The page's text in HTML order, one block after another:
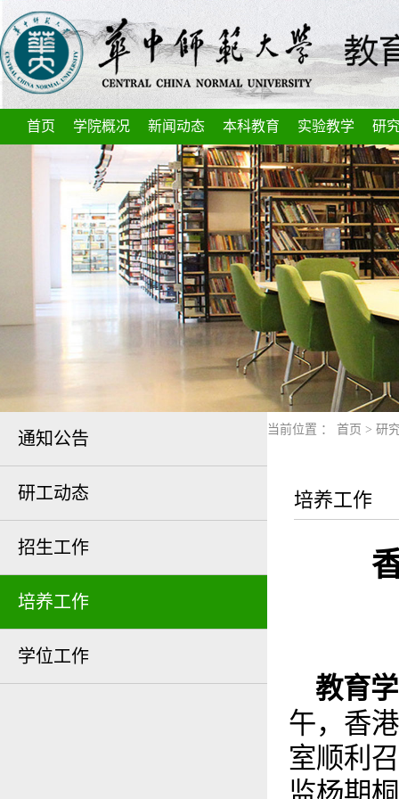
首页 学院概况 新闻动态 本科教育 实验教学 研
通知公告
研工动态
招生工作
培养工作
学位工作
当前位置 ： 首页 > 研
培养工作
教育
午，香
室顺利